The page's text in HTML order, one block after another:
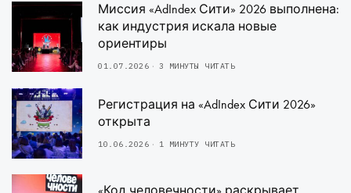
Миссия «AdIndex Сити» 2026 выполнена:
как индустрия искала новые
ориентиры
01.07.2026 3 МИНУТЫ ЧИТАТЬ
Регистрация на «AdIndex Сити 2026»
открыта
10.06.2026 1 МИНУТУ ЧИТАТЬ